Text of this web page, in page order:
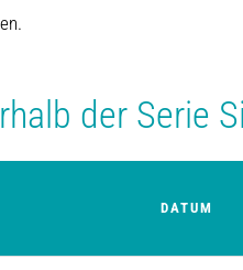
der Serie
DATUM